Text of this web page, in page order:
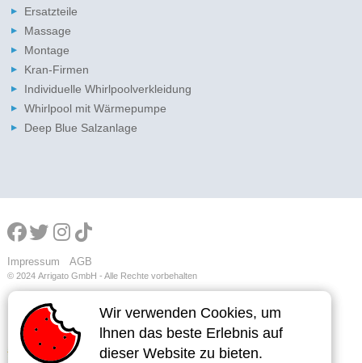
Wir verwenden Cookies, um
lhnen das beste Erlebnis auf
dieser Website zu bieten.
Wir verwenden Cookies, um
lhnen das beste Erlebnis auf
dieser Website zu bieten.
Ersatzteile
Massage
Montage
Kran-Firmen
Individuelle Whirlpoolverkleidung
Whirlpool mit Wärmepumpe
Deep Blue Salzanlage
Impressum AGB
© 2024 Arrigato GmbH - Alle Rechte vorbehalten